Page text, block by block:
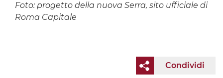
Foto: progetto della nuova Serra, sito ufficiale di
Roma Capitale
Condividi